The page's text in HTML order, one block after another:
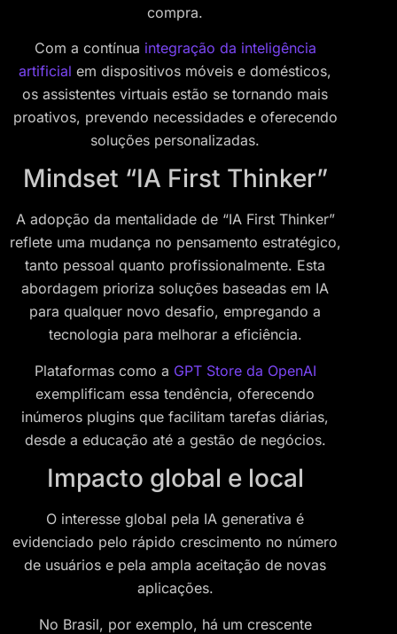
compra.
Com a contínua integração da inteligência
artificial em dispositivos móveis e domésticos,
os assistentes virtuais estão se tornando mais
proativos, prevendo necessidades e oferecendo
soluções personalizadas.
Mindset “IA First Thinker”
A adopção da mentalidade de “IA First Thinker”
reflete uma mudança no pensamento estratégico,
tanto pessoal quanto profissionalmente. Esta
abordagem prioriza soluções baseadas em IA
para qualquer novo desafio, empregando a
tecnologia para melhorar a eficiência.
Plataformas como a GPT Store da OpenAI
exemplificam essa tendência, oferecendo
inúmeros plugins que facilitam tarefas diárias,
desde a educação até a gestão de negócios.
Impacto global e local
O interesse global pela IA generativa é
evidenciado pelo rápido crescimento no número
de usuários e pela ampla aceitação de novas
aplicações.
No Brasil, por exemplo, há um crescente